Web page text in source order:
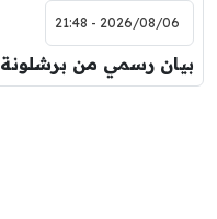
2026/08/06 - 21:48
بيان رسمي من برشلونة